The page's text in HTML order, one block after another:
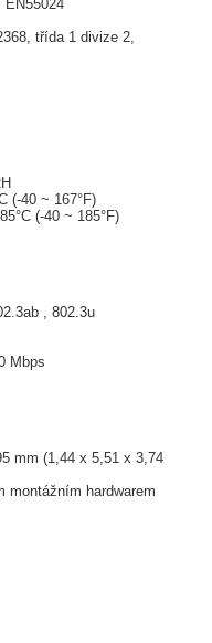
EN55024
třída 1 divize 2,
(-40 ~ 167°F)
(-40 ~ 185°F)
, 802.3u
Mbps
mm (1,44 x 5,51 x 3,74
montážním hardwarem